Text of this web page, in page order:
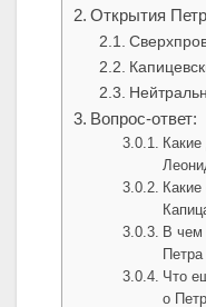
Открытия
Вопрос-ответ:
В чем
Что
о